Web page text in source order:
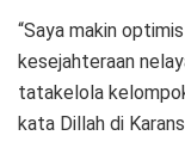
“Saya makin
kesejahteraan
tatakelola
kata Dillah di